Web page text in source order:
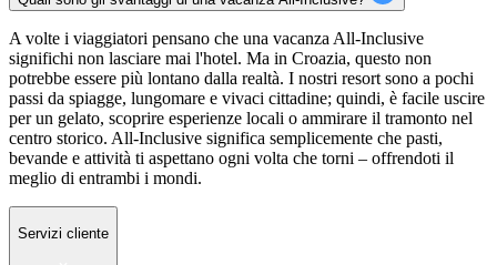
A volte i viaggiatori pensano che una vacanza All-Inclusive
significhi non lasciare mai l'hotel. Ma in Croazia, questo non
potrebbe essere più lontano dalla realtà. I nostri resort sono a pochi
passi da spiagge, lungomare e vivaci cittadine; quindi, è facile uscire
per un gelato, scoprire esperienze locali o ammirare il tramonto nel
centro storico. All-Inclusive significa semplicemente che pasti,
bevande e attività ti aspettano ogni volta che torni – offrendoti il
meglio di entrambi i mondi.
Servizi cliente